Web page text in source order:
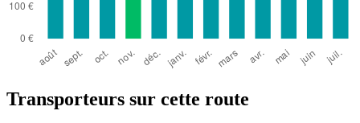
Transporteurs sur cette route